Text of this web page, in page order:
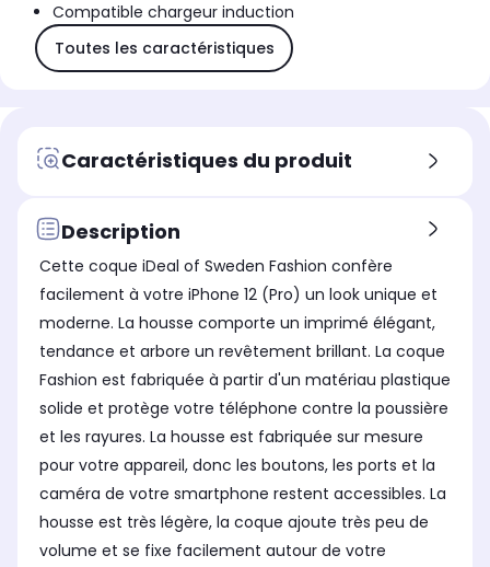
Compatible chargeur induction
Toutes les caractéristiques
Caractéristiques du produit
Description
Cette coque iDeal of Sweden Fashion confère
facilement à votre iPhone 12 (Pro) un look unique et
moderne. La housse comporte un imprimé élégant,
tendance et arbore un revêtement brillant. La coque
Fashion est fabriquée à partir d'un matériau plastique
solide et protège votre téléphone contre la poussière
et les rayures. La housse est fabriquée sur mesure
pour votre appareil, donc les boutons, les ports et la
caméra de votre smartphone restent accessibles. La
housse est très légère, la coque ajoute très peu de
volume et se fixe facilement autour de votre